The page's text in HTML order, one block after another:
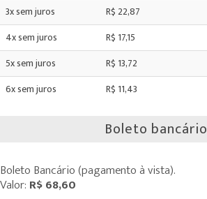
3x sem juros
R$ 22,87
4x sem juros
R$ 17,15
5x sem juros
R$ 13,72
6x sem juros
R$ 11,43
Boleto bancário
Boleto Bancário (pagamento à vista).
Valor: R$ 68,60